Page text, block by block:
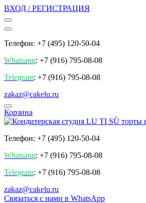
ВХОД / РЕГИСТРАЦИЯ
Телефон: +7 (495) 120-50-04
Whatsapp: +7 (916) 795-08-08
Telegram: +7 (916) 795-08-08
zakaz@cakelu.ru
Корзина
Телефон: +7 (495) 120-50-04
Whatsapp: +7 (916) 795-08-08
Telegram: +7 (916) 795-08-08
zakaz@cakelu.ru
Cвязаться с нами в WhatsApp